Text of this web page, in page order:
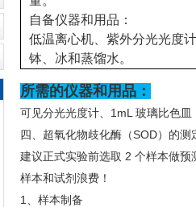
自备仪器和用品：
低温离心机、紫外分光光度
钵、冰和蒸馏水。
所需的仪器和用品：
可见分光光度计、 1mL 玻璃比色
四、超氧化物歧化酶（SOD）的测
建议正式实验前选取 2 个样本做预
样本和试剂浪费！
1、样本制备